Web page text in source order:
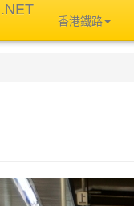
香港鐵路